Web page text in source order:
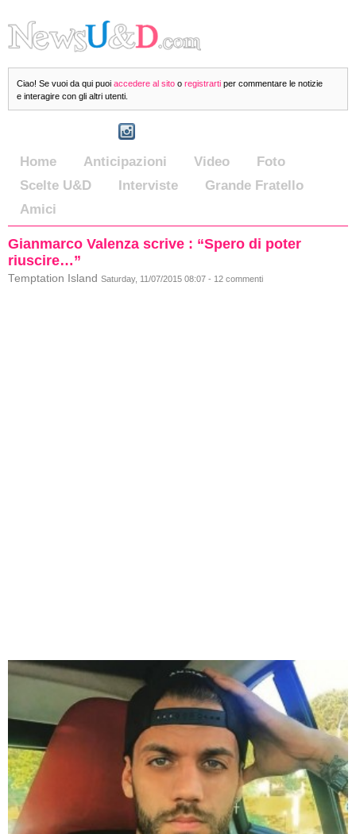
Ciao! Se vuoi da qui puoi accedere al sito o registrarti per commentare le notizie
e interagire con gli altri utenti.
Home Anticipazioni Video
Foto
Scelte U&D
Interviste
Grande Fratello
Amici
Gianmarco Valenza scrive : “Spero di poter
riuscire…”
Temptation Island Saturday, 11/07/2015 08:07 - 12 commenti